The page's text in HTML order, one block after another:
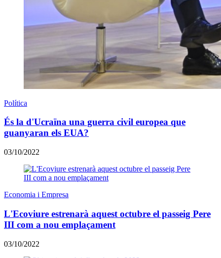
Política
És la d'Ucraïna una guerra civil europea que
guanyaran els EUA?
03/10/2022
Economia i Empresa
L'Ecoviure estrenarà aquest octubre el passeig Pere
III com a nou emplaçament
03/10/2022